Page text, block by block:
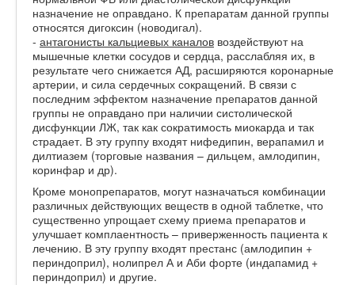
назначение не оправдано. К препаратам данной группы
относятся дигоксин (новодигал).
- антагонисты кальциевых каналов воздействуют на
мышечные клетки сосудов и сердца, расслабляя их, в
результате чего снижается АД, расширяются коронарные
артерии, и сила сердечных сокращений. В связи с
последним эффектом назначение препаратов данной
группы не оправдано при наличии систолической
дисфункции ЛЖ, так как сократимость миокарда и так
страдает. В эту группу входят нифедипин, верапамил и
дилтиазем (торговые названия – дильцем, амлодипин,
коринфар и др).
Кроме монопрепаратов, могут назначаться комбинации
различных действующих веществ в одной таблетке, что
существенно упрощает схему приема препаратов и
улучшает комплаентность – приверженность пациента к
лечению. В эту группу входят престанс (амлодипин +
периндоприл), нолипрел А и Аби форте (индапамид +
периндоприл) и другие.